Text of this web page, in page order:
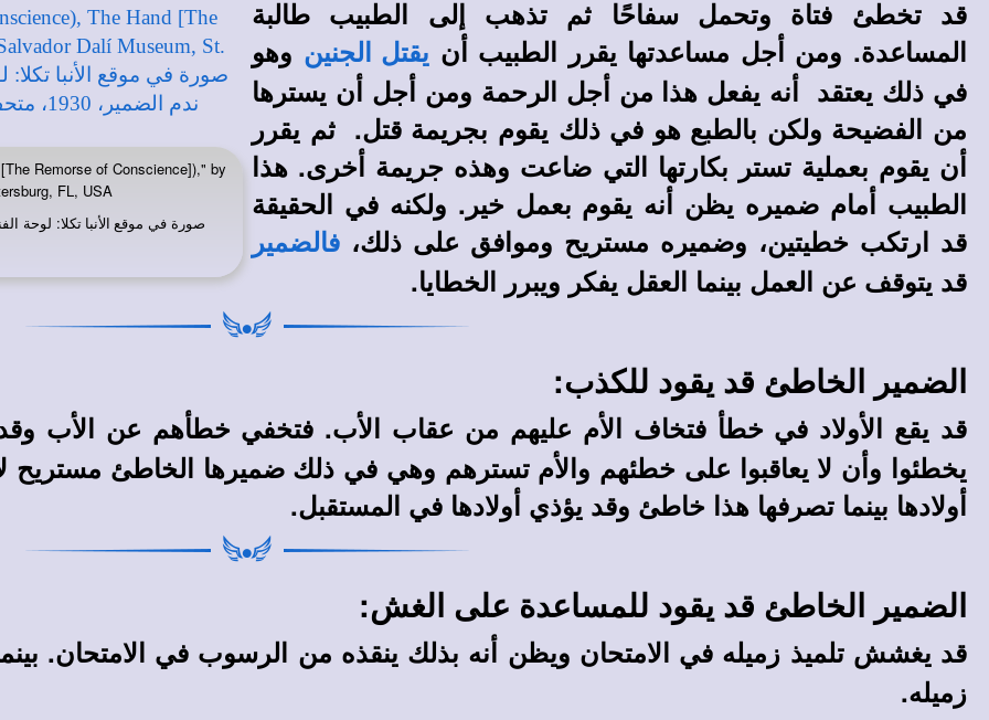
Remorse of Conscience])," by
FL, USA
صورة في موقع الأنبا تكلا
قد تخطئ فتاة وتحمل سفاحًا ثم تذهب إلى الطبيب طالبة
المساعدة. ومن أجل مساعدتها يقرر الطبيب أن يقتل الجنين وهو
في ذلك يعتقد أنه يفعل هذا من أجل الرحمة ومن أجل أن يسترها
من الفضيحة ولكن بالطبع هو في ذلك يقوم بجريمة قتل. ثم يقرر
أن يقوم بعملية تستر بكارتها التي ضاعت وهذه جريمة أخرى. هذا
الطبيب أمام ضميره يظن أنه يقوم بعمل خير. ولكنه في الحقيقة
قد ارتكب خطيتين، وضميره مستريح وموافق على ذلك، فالضمير
قد يتوقف عن العمل بينما العقل يفكر ويبرر الخطايا.
الضمير الخاطئ قد يقود للكذب:
قد يقع الأولاد في خطأ فتخاف الأم عليهم من عقاب الأب. فتخفي خطأهم عن الأب
يخطئوا وأن لا يعاقبوا على خطئهم والأم تسترهم وهي في ذلك ضميرها الخاطئ
أولادها بينما تصرفها هذا خاطئ وقد يؤذي أولادها في المستقبل.
الضمير الخاطئ قد يقود للمساعدة على الغش:
قد يغشش تلميذ زميله في الامتحان ويظن أنه بذلك ينقذه من الرسوب في الامتحان.
زميله.